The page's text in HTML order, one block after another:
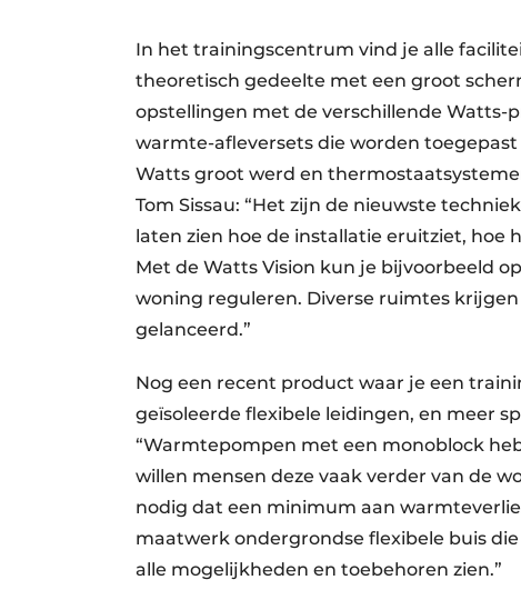
In het trainingscentrum vind je alle
theoretisch gedeelte met een groot
opstellingen met de verschillende Watts-
warmte-afleversets die worden
Watts groot werd en
Tom Sissau: “Het zijn de nieuwste
laten zien hoe de installatie eruitziet,
Met de Watts Vision kun je bijvoorbeeld
woning reguleren. Diverse ruimtes
gelanceerd.”
Nog een recent product waar je een
geïsoleerde flexibele leidingen, en meer
“Warmtepompen met een monoblock
willen mensen deze vaak verder van de
nodig dat een minimum aan
maatwerk ondergrondse flexibele buis
alle mogelijkheden en toebehoren zien.”